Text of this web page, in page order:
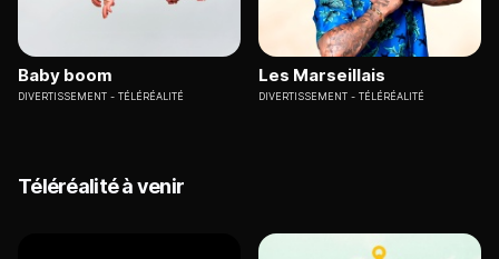
Baby boom
DIVERTISSEMENT TÉLÉRÉALITÉ
Les Marseillais
DIVERTISSEMENT TÉLÉRÉALITÉ
Téléréalité à venir